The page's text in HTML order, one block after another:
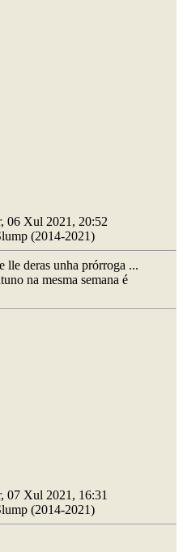
06 Xul 2021, 20:52
(2014-2021)
lle deras unha prórroga ...
na mesma semana é
07 Xul 2021, 16:31
(2014-2021)